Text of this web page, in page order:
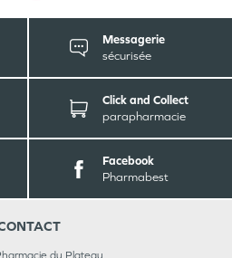
Messagerie
sécurisée
Click and Collect
parapharmacie
Facebook
Pharmabest
du Plateau